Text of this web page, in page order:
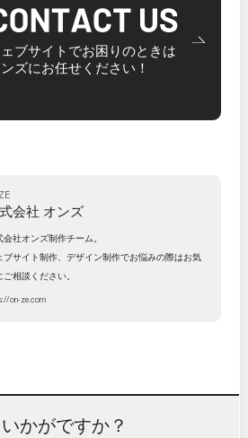
ブサイトでお困りのときは
ズにお任せください！
会社 オンズ
会社オンズ制作チーム。
ブサイト制作、デザイン制作でお悩みの際はお気
ご相談ください。
on-ze.com
かがですか？